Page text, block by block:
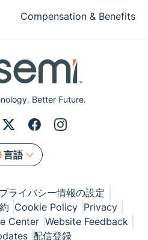
Better Future.
言語
Compensation & Benefits
プライバシー情報の設定
Cookie Policy Privacy
Center Website Feedback
配信登録